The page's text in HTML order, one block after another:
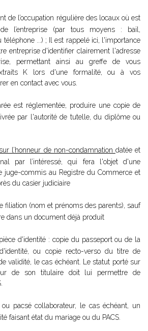
de l’occupation régulière des locaux où est
de l’entreprise (par tous moyens : bail,
téléphone ...) ; Il est rappelé ici, l'importance
entreprise d'identifier clairement l'adresse
permettant ainsi au greffe de vous
K lors d'une formalité, ou à vos
en contact avec vous.
est réglementée, produire une copie de
par l'autorité de tutelle, du diplôme ou
l’honneur de non-condamnation datée et
par l’intéressé, qui fera l'objet d'une
juge-commis au Registre du Commerce et
du casier judiciaire
filiation (nom et prénoms des parents), sauf
dans un document déjà produit
d'identité : copie du passeport ou de la
ou copie recto-verso du titre de
validité, le cas échéant. Le statut porté sur
de son titulaire doit lui permettre de
pacsé collaborateur, le cas échéant, un
faisant état du mariage ou du PACS.